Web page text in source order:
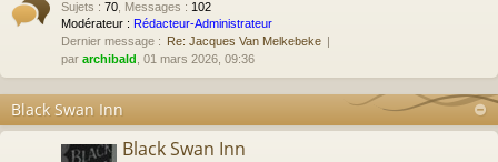
Sujets : 70 Messages : 102
Modérateur : Rédacteur-Administrateur
Dernier message : Re: Jacques Van Melkebeke
par archibald , 01 mars 2026, 09:36
Black Swan Inn
Black Swan Inn